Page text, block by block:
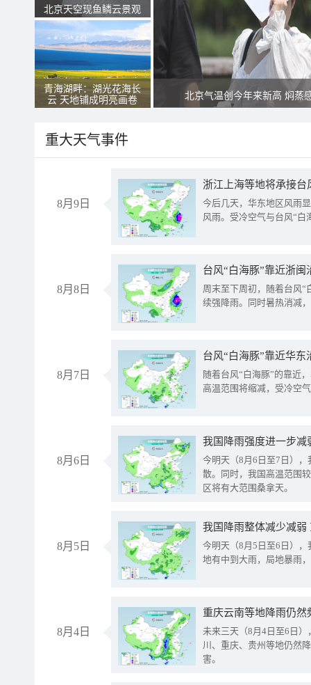
北京天空现鱼鳞云景观
青海湖畔：湖光花海长
云 天地铺成明亮画卷
北京气温创今年来新高 焖蒸
重大天气事件
8月9日
浙江上海等地将承接台
今后几天，华东地区风雨
风雨。受冷空气与台风“白
8月8日
台风“白海豚”靠近浙
周末至下周初，随着台风“
续强降雨。同时暑热消减
8月7日
台风“白海豚”靠近华
随着台风“白海豚”的靠近
高温范围将缩减，受冷空
8月6日
今明天（8月6日至7日）
散。同时，我国高温范围
区将有大范围桑拿天。
8月5日
我国降雨整体减少减弱
今明天（8月5日至6日）
地有中到大雨，局地暴雨
8月4日
重庆云南等地降雨仍然
未来三天（8月4日至6日
川、重庆、贵州等地仍然
害。